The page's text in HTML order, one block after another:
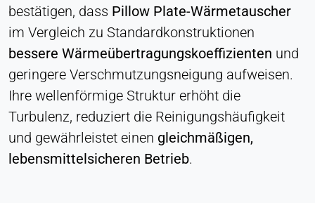
bestätigen, dass Pillow Plate-Wärmetauscher
im Vergleich zu Standardkonstruktionen
bessere Wärmeübertragungskoeffizienten und
geringere Verschmutzungsneigung aufweisen.
Ihre wellenförmige Struktur erhöht die
Turbulenz, reduziert die Reinigungshäufigkeit
und gewährleistet einen gleichmäßigen,
lebensmittelsicheren Betrieb.